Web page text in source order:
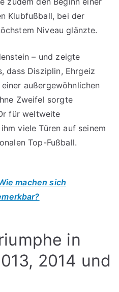
Klubfußball, bei der
Niveau glänzte.
– und zeigte
dass Disziplin, Ehrgeiz
außergewöhnlichen
Zweifel sorgte
für weltweite
viele Türen auf seinem
Top-Fußball.
machen sich
in
2014 und